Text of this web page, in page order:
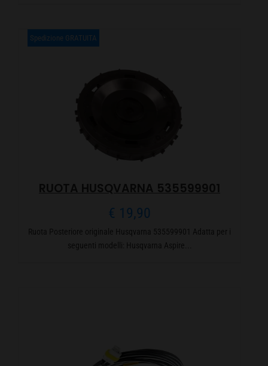
Spedizione GRATUITA
RUOTA HUSQVARNA 535599901
€ 19,90
Ruota Posteriore originale Husqvarna 535599901 Adatta per i
seguenti modelli: Husqvarna Aspire...